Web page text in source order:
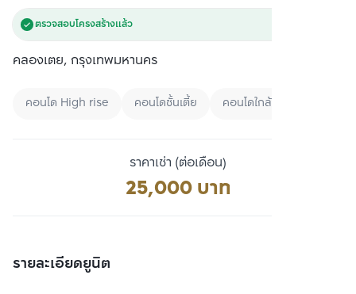
ตรวจสอบโครงสร้างแล้ว
คลองเตย, กรุงเทพมหานคร
คอนโด High rise คอนโดชั้นเตี้ย คอนโดใกล้มหาลัย
ราคาเช่า (ต่อเดือน)
25,000 บาท
รายละเอียดยูนิต